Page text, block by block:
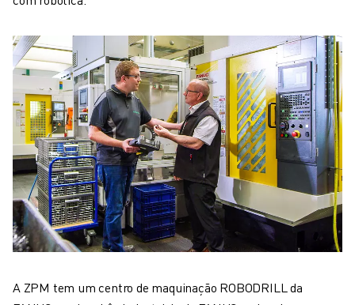
A ZPM tem um centro de maquinação ROBODRILL da